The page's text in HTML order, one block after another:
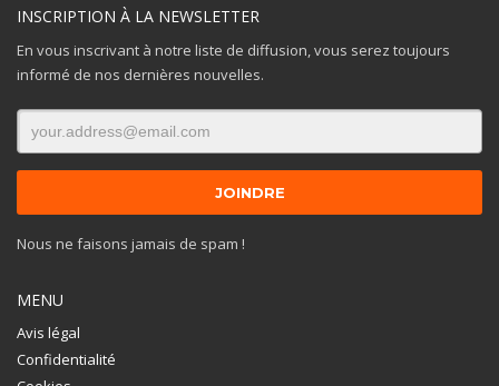
INSCRIPTION À LA NEWSLETTER
En vous inscrivant à notre liste de diffusion, vous serez toujours
informé de nos dernières nouvelles.
Nous ne faisons jamais de spam !
MENU
Avis légal
Confidentialité